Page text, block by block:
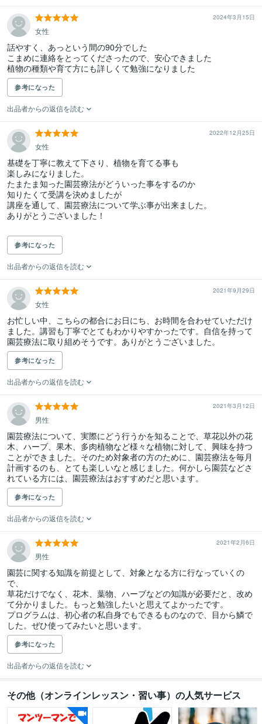
2024年3月15日
女性
話やすく、あっという間の90分でした
こまめに連絡をとってくださったので、安心できました
植物の種類や育て方にも詳しくて勉強になりました
参考になった
出品者からの返信を読む
2022年12月25日
女性
基礎を丁寧に教えて下さり、植物を育てる事も
楽しみになりました。
たまたま知った園芸療法がどういった事をするのか
知りたくて受講を決めましたが
講座を通して、園芸療法について学ぶ事が出来ました。
ありがとうございました！
参考になった
出品者からの返信を読む
2021年9月29日
女性
お忙しい中、こちらの都合にお日にち、お時間を合わせていただけ
ました。講習も丁寧でとてもわかりやすかったです。自信を持って
園芸療法に取り組めそうです。ありがとうございました。
参考になった
出品者からの返信を読む
2021年3月12日
男性
園芸療法について、実際にどう行うかを知ることで、草花以外の花
木、ハーブ、果木、多肉植物など様々な植物に対して、興味を持つ
ことができました。そのため対象者の方のために、園芸療法を毎月
計画するのも、とても楽しいなと感じました。何かしら園芸などさ
れている方には、園芸療法はおすすめだと思います。
参考になった
出品者からの返信を読む
2021年2月6日
男性
園芸に関する知識を前提として、対象となる方に行なっていくの
で、
草花だけでなく、花木、葉物、ハーブなどの知識が必要だと、改め
て分かりました。もっと勉強したいと思えてよかったです。
プログラムは、初心者の私自身でもできるものなので、目から鱗で
した。ぜひ使ってみたいと思います。
参考になった
出品者からの返信を読む
その他（オンラインレッスン・習い事）の人気サービス